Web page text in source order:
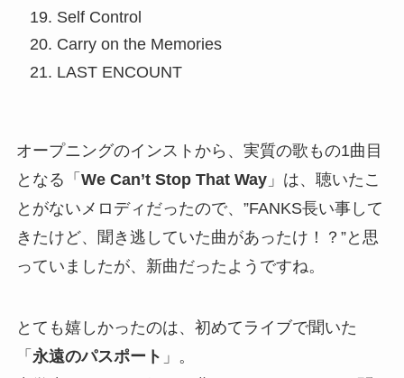
Self Control
Carry on the Memories
LAST ENCOUNT
オープニングのインストから、実質の歌もの1曲目
となる「 We Can’t Stop That Way」は、聴いたこ
とがないメロディだったので、”FANKS長い事して
きたけど、聞き逃していた曲があったけ！？”と思
っていましたが、新曲だったようですね。
とても嬉しかったのは、初めてライブで聞いた
「 永遠のパスポート 」。